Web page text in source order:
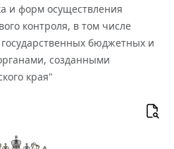
и форм осуществления
контроля, в том числе
бюджетных и
созданными
края"